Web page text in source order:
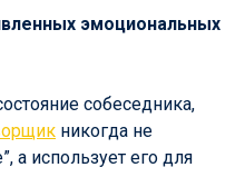
эмоциональных
собеседника,
никогда не
а использует его для